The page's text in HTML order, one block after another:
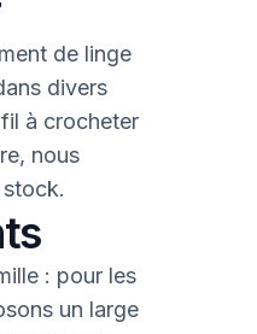
de linge
divers
à crocheter
nous
: pour les
un large